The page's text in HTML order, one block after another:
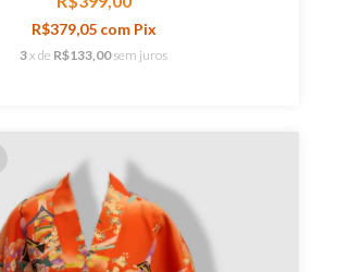
R$379,05 com Pix
3x de R$133,00 sem juros